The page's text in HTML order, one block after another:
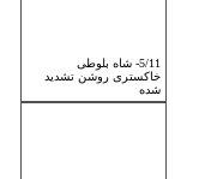
5/11- شاه بلوطی
خاکستری روشن تشدید
شده